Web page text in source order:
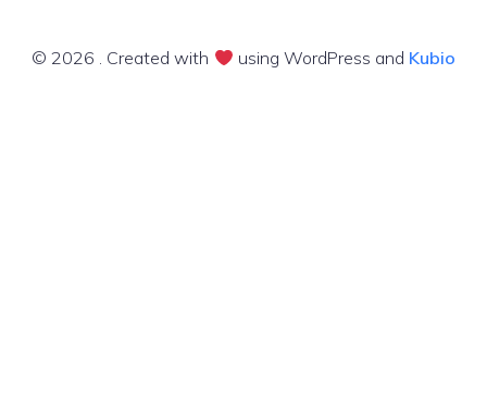
© 2026 . Created with using WordPress and Kubio